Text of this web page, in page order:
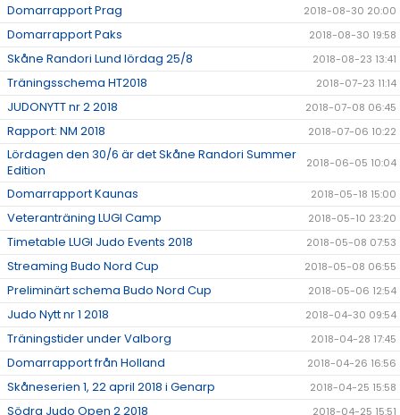
Domarrapport Prag 2018-08-30 20:00
Domarrapport Paks 2018-08-30 19:58
Skåne Randori Lund lördag 25/8 2018-08-23 13:41
Träningsschema HT2018 2018-07-23 11:14
JUDONYTT nr 2 2018 2018-07-08 06:45
Rapport: NM 2018 2018-07-06 10:22
Lördagen den 30/6 är det Skåne Randori Summer
Edition
2018-06-05 10:04
Domarrapport Kaunas 2018-05-18 15:00
Veteranträning LUGI Camp 2018-05-10 23:20
Timetable LUGI Judo Events 2018 2018-05-08 07:53
Streaming Budo Nord Cup 2018-05-08 06:55
Preliminärt schema Budo Nord Cup 2018-05-06 12:54
Judo Nytt nr 1 2018 2018-04-30 09:54
Träningstider under Valborg 2018-04-28 17:45
Domarrapport från Holland 2018-04-26 16:56
Skåneserien 1, 22 april 2018 i Genarp 2018-04-25 15:58
Södra Judo Open 2 2018 2018-04-25 15:51